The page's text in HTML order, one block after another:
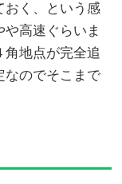
おく、という感
高速ぐらいま
角地点が完全追
なのでそこまで